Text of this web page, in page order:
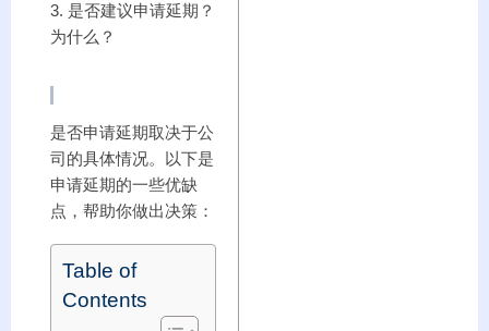
3. 是否建议申请延期？
为什么？
是否申请延期取决于公
司的具体情况。以下是
申请延期的一些优缺
点，帮助你做出决策：
Table of
Contents